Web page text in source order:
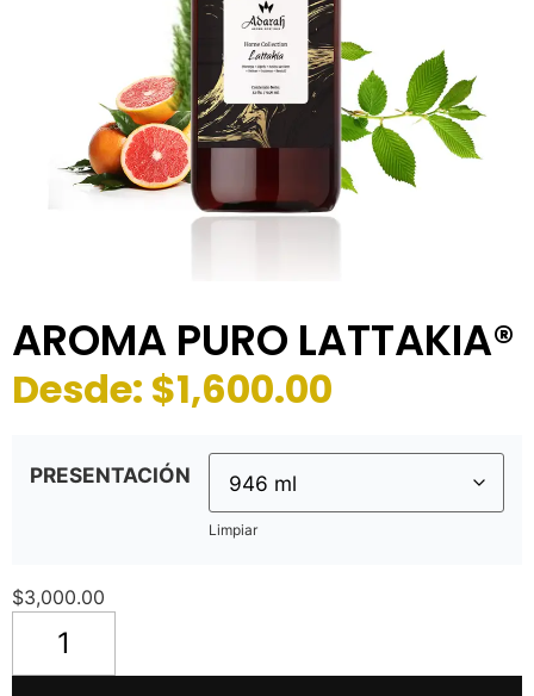
AROMA PURO LATTAKIA®
Desde: $1,600.00
PRESENTACIÓN
Limpiar
$3,000.00